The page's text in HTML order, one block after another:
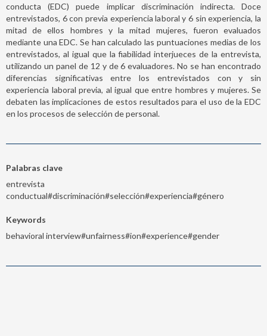
conducta (EDC) puede implicar discriminación indirecta. Doce
entrevistados, 6 con previa experiencia laboral y 6 sin experiencia, la
mitad de ellos hombres y la mitad mujeres, fueron evaluados
mediante una EDC. Se han calculado las puntuaciones medias de los
entrevistados, al igual que la fiabilidad interjueces de la entrevista,
utilizando un panel de 12 y de 6 evaluadores. No se han encontrado
diferencias significativas entre los entrevistados con y sin
experiencia laboral previa, al igual que entre hombres y mujeres. Se
debaten las implicaciones de estos resultados para el uso de la EDC
en los procesos de selección de personal.
Palabras clave
entrevista
conductual#discriminación#selección#experiencia#género
Keywords
behavioral interview#unfairness#ion#experience#gender